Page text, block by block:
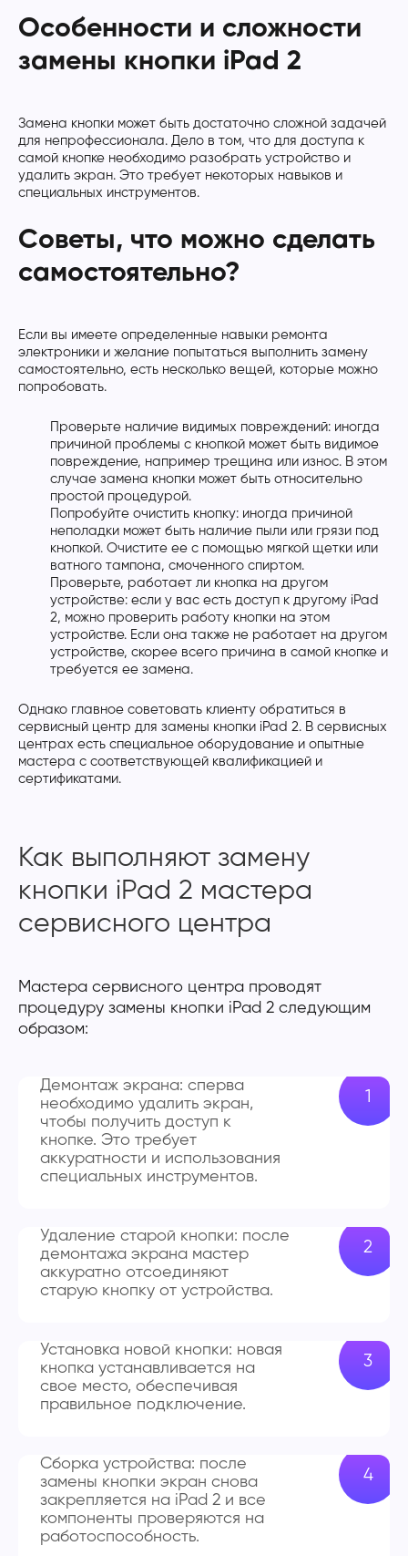
Особенности и сложности
замены кнопки iPad 2
Замена кнопки может быть достаточно сложной задачей
для непрофессионала. Дело в том, что для доступа к
самой кнопке необходимо разобрать устройство и
удалить экран. Это требует некоторых навыков и
специальных инструментов.
Советы, что можно сделать
самостоятельно?
Если вы имеете определенные навыки ремонта
электроники и желание попытаться выполнить замену
самостоятельно, есть несколько вещей, которые можно
попробовать.
Проверьте наличие видимых повреждений: иногда
причиной проблемы с кнопкой может быть видимое
повреждение, например трещина или износ. В этом
случае замена кнопки может быть относительно
простой процедурой.
Попробуйте очистить кнопку: иногда причиной
неполадки может быть наличие пыли или грязи под
кнопкой. Очистите ее с помощью мягкой щетки или
ватного тампона, смоченного спиртом.
Проверьте, работает ли кнопка на другом
устройстве: если у вас есть доступ к другому iPad
2, можно проверить работу кнопки на этом
устройстве. Если она также не работает на другом
устройстве, скорее всего причина в самой кнопке и
требуется ее замена.
Однако главное советовать клиенту обратиться в
сервисный центр для замены кнопки iPad 2. В сервисных
центрах есть специальное оборудование и опытные
мастера с соответствующей квалификацией и
сертификатами.
Как выполняют замену
кнопки iPad 2 мастера
сервисного центра
Мастера сервисного центра проводят
процедуру замены кнопки iPad 2 следующим
образом:
Демонтаж экрана: сперва
необходимо удалить экран,
чтобы получить доступ к
кнопке. Это требует
аккуратности и использования
специальных инструментов.
Удаление старой кнопки: после
демонтажа экрана мастер
аккуратно отсоединяют
старую кнопку от устройства.
Установка новой кнопки: новая
кнопка устанавливается на
свое место, обеспечивая
правильное подключение.
Сборка устройства: после
замены кнопки экран снова
закрепляется на iPad 2 и все
компоненты проверяются на
работоспособность.